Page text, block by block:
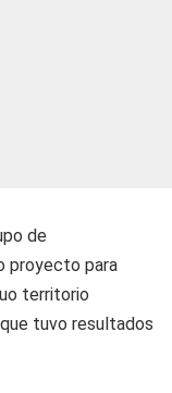
de
proyecto para
territorio
tuvo resultados